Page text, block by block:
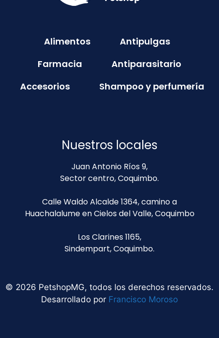
Alimentos
Antipulgas
Farmacia
Antiparasitario
Accesorios
Shampoo y perfumería
Nuestros locales
Juan Antonio Ríos 9,
Sector centro, Coquimbo.
Calle Waldo Alcalde 1364, camino a
Huachalalume en Cielos del Valle, Coquimbo
Los Clarines 1165,
Sindempart, Coquimbo.
© 2026 PetshopMG, todos los derechos reservados.
Desarrollado por Francisco Moroso